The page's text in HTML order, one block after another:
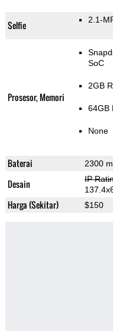
Selfie 2.1-
Prosesor, Memori
SoC
2GB
64GB
None
Baterai 2300
Desain IP
Harga (Sekitar) $150